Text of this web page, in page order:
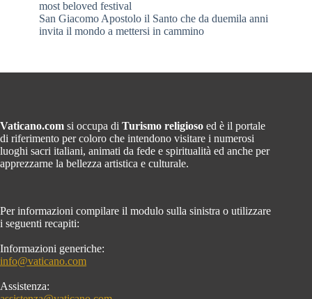
most beloved festival
San Giacomo Apostolo il Santo che da duemila anni
invita il mondo a mettersi in cammino
Vaticano.com si occupa di Turismo religioso ed è il portale
di riferimento per coloro che intendono visitare i numerosi
luoghi sacri italiani, animati da fede e spiritualità ed anche per
apprezzarne la bellezza artistica e culturale.
Per informazioni compilare il modulo sulla sinistra o utilizzare
i seguenti recapiti:
Informazioni generiche:
info@vaticano.com
Assistenza: